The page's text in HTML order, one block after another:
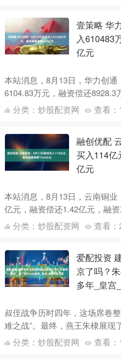
壹策略 华
入610483
亿元
本站消息，8月13日，华力创通
6104.83万元，融资偿还8928.3
万元，融资余额6.5亿元，近20
分类： 炒股配资网 查看：
融创优配
买入114亿
亿元
本站消息，8月13日，云南铜业
亿元，融资偿还1.42亿元，融
资余额15.61亿元。 融券方面
分类： 炒股配资网 查看：
爱配投资
京了吗？
多年_皇宫
叔侄战争历时四年，这场席卷
难之战”。最终，燕王朱棣展现
克了南京城，实现了令人瞩目
建文帝手中....
分类： 炒股配资网 查看：